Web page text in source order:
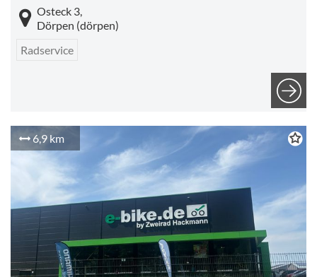
Osteck 3,
Dörpen (dörpen)
Radservice
6,9 km